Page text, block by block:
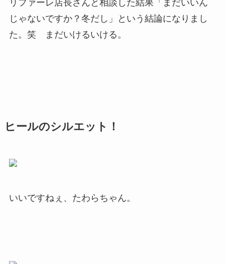
リファーレ店長さんと相談した結果「まだいいん
じゃないですか？冬だし」という結論になりまし
た。笑 まだいけるいける。
ヒールのシルエット！
いいですねぇ、たわらちゃん。